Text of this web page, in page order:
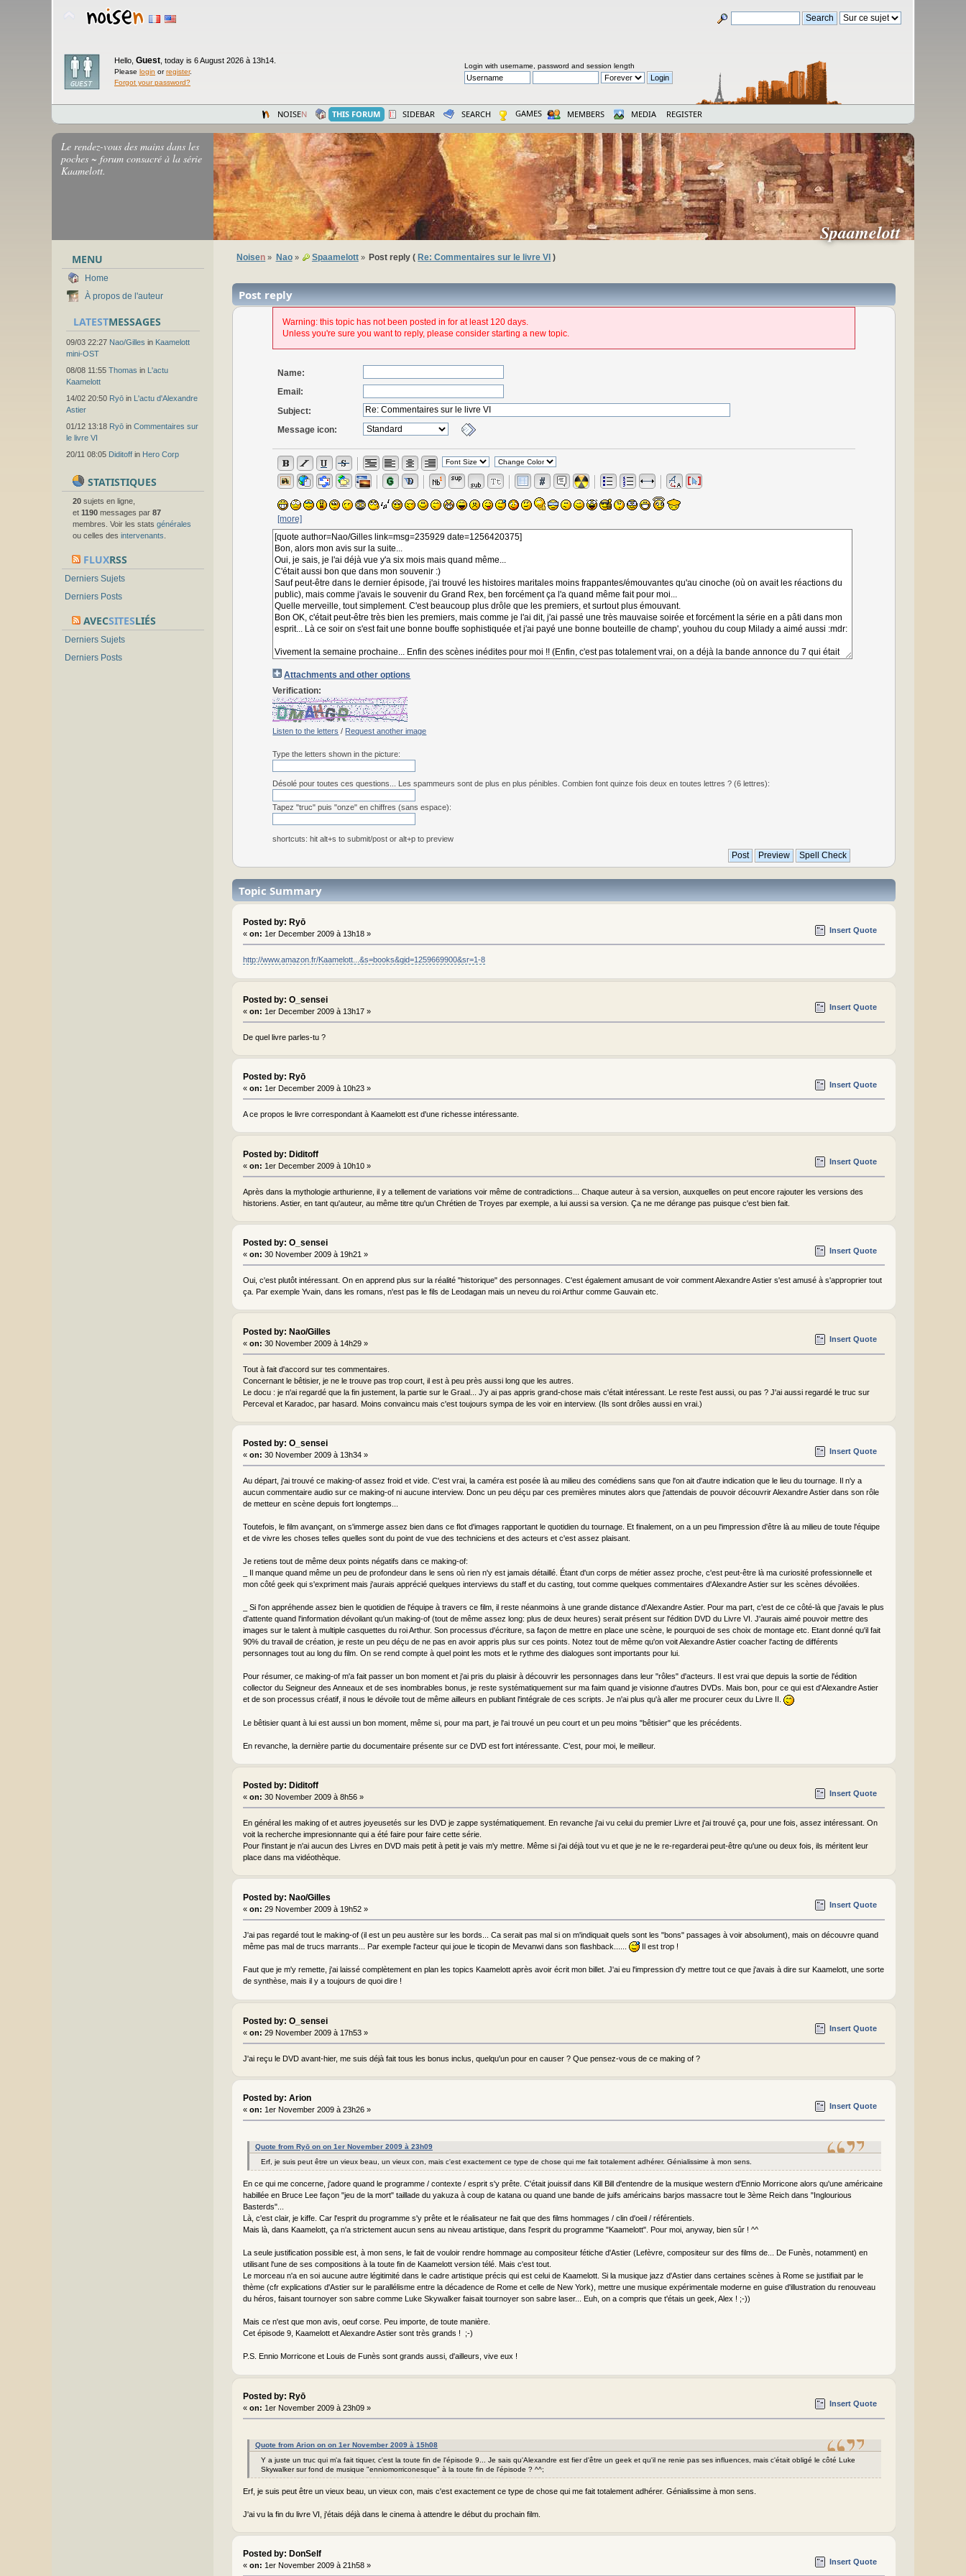
Hello, Guest today is 6 August 2026 à 13h14.
Please login orregister.
Forgot your password?
Login with username, password and session length
NOISEN THIS FORUM SIDEBAR SEARCH GAMES MEMBERS MEDIA REGISTER
Le rendez-vous des mains dans les
poches ~ forum consacré à la série
Kaamelott.
MENU
Home
À propos de l'auteur
LATESTMESSAGES
09/03 22:27 Nao/Gilles in Kaamelott
mini-OST
08/08 11:55 Thomas in L'actu
Kaamelott
14/02 20:50 Ryō in L'actu d'Alexandre
Astier
01/12 13:18 Ryō in Commentaires sur
le livre VI
20/11 08:05 Diditoff in Hero Corp
STATISTIQUES
20 sujets en ligne,
et 1190 messages par 87
membres. Voir les stats générales
ou celles des intervenants
FLUXRSS
Derniers Sujets
Derniers Posts
AVECSITESLIÉS
Derniers Sujets
Derniers Posts
Spaamelott
Noisen » Nao» Spaamelott» Post reply ( Re: Commentaires sur le livre VI )
Post reply
Warning: this topic has not been posted in for at least 120 days.
Unless you're sure you want to reply, please consider starting a new topic.
Name:
Email:
Subject:
Message icon:
[more]
Attachments and other options
Verification:
Listen to the letters / Request another image
Type the letters shown in the picture:
Désolé pour toutes ces questions... Les spammeurs sont de plus en plus pénibles. Combien font quinze fois deux en toutes lettres ? (6 lettres):
Tapez "truc" puis "onze" en chiffres (sans espace):
shortcuts: hit alt+s to submit/post or alt+p to preview
Topic Summary
Posted by: Ryō
« on: 1er December 2009 à 13h18 » Insert Quote
http://www.amazon.fr/Kaamelott...&s=books&qid=1259669900&sr=1-8
Posted by: O_sensei
« on: 1er December 2009 à 13h17 » Insert Quote
De quel livre parles-tu ?
Posted by: Ryō
« on: 1er December 2009 à 10h23 » Insert Quote
A ce propos le livre correspondant à Kaamelott est d'une richesse intéressante.
Posted by: Diditoff
« on: 1er December 2009 à 10h10 » Insert Quote
Après dans la mythologie arthurienne, il y a tellement de variations voir même de contradictions... Chaque auteur à sa version, auxquelles on peut encore rajouter les versions des
historiens. Astier, en tant qu'auteur, au même titre qu'un Chrétien de Troyes par exemple, a lui aussi sa version. Ça ne me dérange pas puisque c'est bien fait.
Posted by: O_sensei
« on: 30 November 2009 à 19h21 » Insert Quote
Oui, c'est plutôt intéressant. On en apprend plus sur la réalité "historique" des personnages. C'est également amusant de voir comment Alexandre Astier s'est amusé à s'approprier tout
ça. Par exemple Yvain, dans les romans, n'est pas le fils de Leodagan mais un neveu du roi Arthur comme Gauvain etc.
Posted by: Nao/Gilles
« on: 30 November 2009 à 14h29 » Insert Quote
Tout à fait d'accord sur tes commentaires.
Concernant le bêtisier, je ne le trouve pas trop court, il est à peu près aussi long que les autres.
Le docu : je n'ai regardé que la fin justement, la partie sur le Graal... J'y ai pas appris grand-chose mais c'était intéressant. Le reste l'est aussi, ou pas ? J'ai aussi regardé le truc sur
Perceval et Karadoc, par hasard. Moins convaincu mais c'est toujours sympa de les voir en interview. (Ils sont drôles aussi en vrai.)
Posted by: O_sensei
« on: 30 November 2009 à 13h34 » Insert Quote
Au départ, j'ai trouvé ce making-of assez froid et vide. C'est vrai, la caméra est posée là au milieu des comédiens sans que l'on ait d'autre indication que le lieu du tournage. Il n'y a
aucun commentaire audio sur ce making-of ni aucune interview. Donc un peu déçu par ces premières minutes alors que j'attendais de pouvoir découvrir Alexandre Astier dans son rôle
de metteur en scène depuis fort longtemps...
Toutefois, le film avançant, on s'immerge assez bien dans ce flot d'images rapportant le quotidien du tournage. Et finalement, on a un peu l'impression d'être là au milieu de toute l'équipe
et de vivre les choses telles quelles sont du point de vue des techniciens et des acteurs et c'est assez plaisant.
Je retiens tout de même deux points négatifs dans ce making-of:
_ Il manque quand même un peu de profondeur dans le sens où rien n'y est jamais détaillé. Étant d'un corps de métier assez proche, c'est peut-être là ma curiosité professionnelle et
mon côté geek qui s'expriment mais j'aurais apprécié quelques interviews du staff et du casting, tout comme quelques commentaires d'Alexandre Astier sur les scènes dévoilées.
_ Si l'on appréhende assez bien le quotidien de l'équipe à travers ce film, il reste néanmoins à une grande distance d'Alexandre Astier. Pour ma part, c'est de ce côté-là que j'avais le plus
d'attente quand l'information dévoilant qu'un making-of (tout de même assez long: plus de deux heures) serait présent sur l'édition DVD du Livre VI. J'aurais aimé pouvoir mettre des
images sur le talent à multiple casquettes du roi Arthur. Son processus d'écriture, sa façon de mettre en place une scène, le pourquoi de ses choix de montage etc. Etant donné qu'il fait
90% du travail de création, je reste un peu déçu de ne pas en avoir appris plus sur ces points. Notez tout de même qu'on voit Alexandre Astier coacher l'acting de différents
personnages tout au long du film. On se rend compte à quel point les mots et le rythme des dialogues sont importants pour lui.
Pour résumer, ce making-of m'a fait passer un bon moment et j'ai pris du plaisir à découvrir les personnages dans leur "rôles" d'acteurs. Il est vrai que depuis la sortie de l'édition
collector du Seigneur des Anneaux et de ses inombrables bonus, je reste systématiquement sur ma faim quand je visionne d'autres DVDs. Mais bon, pour ce qui est d'Alexandre Astier
et de son processus créatif, il nous le dévoile tout de même ailleurs en publiant l'intégrale de ces scripts. Je n'ai plus qu'à aller me procurer ceux du Livre II.
Le bêtisier quant à lui est aussi un bon moment, même si, pour ma part, je l'ai trouvé un peu court et un peu moins "bêtisier" que les précédents.
En revanche, la dernière partie du documentaire présente sur ce DVD est fort intéressante. C'est, pour moi, le meilleur.
Posted by: Diditoff
« on: 30 November 2009 à 8h56 » Insert Quote
En général les making of et autres joyeusetés sur les DVD je zappe systématiquement. En revanche j'ai vu celui du premier Livre et j'ai trouvé ça, pour une fois, assez intéressant. On
voit la recherche impresionnante qui a été faire pour faire cette série.
Pour l'instant je n'ai aucun des Livres en DVD mais petit à petit je vais m'y mettre. Même si j'ai déjà tout vu et que je ne le re-regarderai peut-être qu'une ou deux fois, ils méritent leur
place dans ma vidéothèque.
Posted by: Nao/Gilles
« on: 29 November 2009 à 19h52 » Insert Quote
J'ai pas regardé tout le making-of (il est un peu austère sur les bords... Ca serait pas mal si on m'indiquait quels sont les "bons" passages à voir absolument), mais on découvre quand
même pas mal de trucs marrants... Par exemple l'acteur qui joue le ticopin de Mevanwi dans son flashback......
Il est trop !
Faut que je m'y remette, j'ai laissé complètement en plan les topics Kaamelott après avoir écrit mon billet. J'ai eu l'impression d'y mettre tout ce que j'avais à dire sur Kaamelott, une sorte
de synthèse, mais il y a toujours de quoi dire !
Posted by: O_sensei
« on: 29 November 2009 à 17h53 » Insert Quote
J'ai reçu le DVD avant-hier, me suis déjà fait tous les bonus inclus, quelqu'un pour en causer ? Que pensez-vous de ce making of ?
Posted by: Arion
« on: 1er November 2009 à 23h26 » Insert Quote
Quote from Ryō on on 1er November 2009 à 23h09
Erf, je suis peut être un vieux beau, un vieux con, mais c'est exactement ce type de chose qui me fait totalement adhérer. Génialissime à mon sens.
En ce qui me concerne, j'adore quand le programme / contexte / esprit s'y prête. C'était jouissif dans Kill Bill d'entendre de la musique western d'Ennio Morricone alors qu'une américaine
habillée en Bruce Lee façon "jeu de la mort" taillade du yakuza à coup de katana ou quand une bande de juifs américains barjos massacre tout le 3ème Reich dans "Inglourious
Basterds"...
Là, c'est clair, je kiffe. Car l'esprit du programme s'y prête et le réalisateur ne fait que des films hommages / clin d'oeil / référentiels.
Mais là, dans Kaamelott, ça n'a strictement aucun sens au niveau artistique, dans l'esprit du programme "Kaamelott". Pour moi, anyway, bien sûr ! ^^
La seule justification possible est, à mon sens, le fait de vouloir rendre hommage au compositeur fétiche d'Astier (Lefèvre, compositeur sur des films de... De Funès, notamment) en
utilisant l'une de ses compositions à la toute fin de Kaamelott version télé. Mais c'est tout.
Le morceau n'a en soi aucune autre légitimité dans le cadre artistique précis qui est celui de Kaamelott. Si la musique jazz d'Astier dans certaines scènes à Rome se justifiait par le
thème (cfr explications d'Astier sur le parallélisme entre la décadence de Rome et celle de New York), mettre une musique expérimentale moderne en guise d'illustration du renouveau
du héros, faisant tournoyer son sabre comme Luke Skywalker faisait tournoyer son sabre laser... Euh, on a compris que t'étais un geek, Alex ! ;-))
Mais ce n'est que mon avis, oeuf corse. Peu importe, de toute manière.
Cet épisode 9, Kaamelott et Alexandre Astier sont très grands ! ;-)
P.S. Ennio Morricone et Louis de Funès sont grands aussi, d'ailleurs, vive eux !
Posted by: Ryō
« on: 1er November 2009 à 23h09 » Insert Quote
Quote from Arion on on 1er November 2009 à 15h08
Y a juste un truc qui m'a fait tiquer, c'est la toute fin de l'épisode 9... Je sais qu'Alexandre est fier d'être un geek et qu'il ne renie pas ses influences, mais c'était obligé le côté Luke
Skywalker sur fond de musique "enniomorriconesque" à la toute fin de l'épisode ? ^^;
Erf, je suis peut être un vieux beau, un vieux con, mais c'est exactement ce type de chose qui me fait totalement adhérer. Génialissime à mon sens.
J'ai vu la fin du livre VI, j'étais déjà dans le cinema à attendre le début du prochain film.
Posted by: DonSelf
« on: 1er November 2009 à 21h58 » Insert Quote